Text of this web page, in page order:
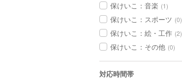
保けいこ：音楽 (1)
保けいこ：スポーツ (0)
保けいこ：絵・工作 (2)
保けいこ：その他 (0)
対応時間帯